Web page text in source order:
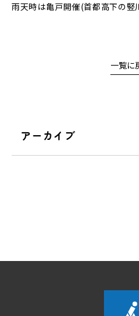
雨天時は亀戸開催(首都高下の竪
一覧に
アーカイブ